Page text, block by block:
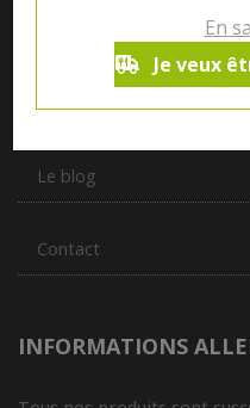
En
Je veux
vous servir du petit déjeuner
Qui sommes nous ?
Le blog
Contact
INFORMATIONS